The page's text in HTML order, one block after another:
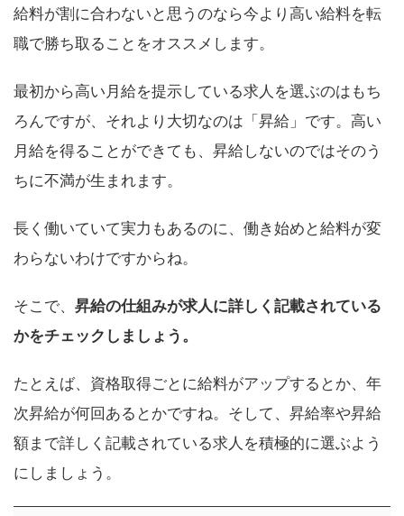
給料が割に合わないと思うのなら今より高い給料を転
職で勝ち取ることをオススメします。
最初から高い月給を提示している求人を選ぶのはもち
ろんですが、それより大切なのは「昇給」です。高い
月給を得ることができても、昇給しないのではそのう
ちに不満が生まれます。
長く働いていて実力もあるのに、働き始めと給料が変
わらないわけですからね。
そこで、 昇給の仕組みが求人に詳しく記載されている
かをチェックしましょう。
たとえば、資格取得ごとに給料がアップするとか、年
次昇給が何回あるとかですね。そして、昇給率や昇給
額まで詳しく記載されている求人を積極的に選ぶよう
にしましょう。